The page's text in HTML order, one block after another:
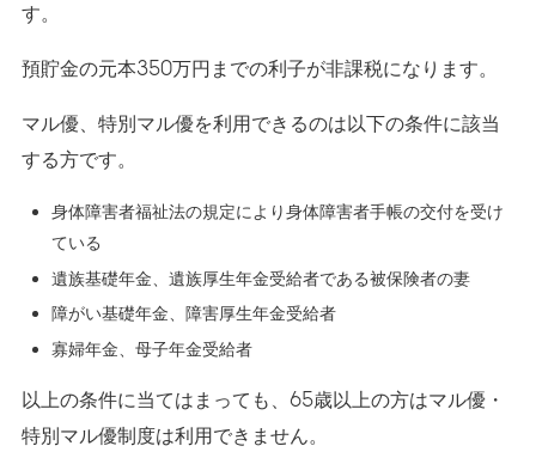
す。
預貯金の元本350万円までの利子が非課税になります。
マル優、特別マル優を利用できるのは以下の条件に該当
する方です。
身体障害者福祉法の規定により身体障害者手帳の交付を受け
ている
遺族基礎年金、遺族厚生年金受給者である被保険者の妻
障がい基礎年金、障害厚生年金受給者
寡婦年金、母子年金受給者
以上の条件に当てはまっても、65歳以上の方はマル優・
特別マル優制度は利用できません。